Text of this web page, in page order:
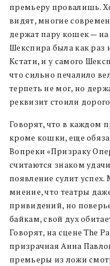
премьеру провалишь.
видят, многие
держат пару кошек —
Шекспира была как раз
Кстати, и у самого
что сильно печалило
терпеть не мог, но
реквизит стоили
Говорят, что в каждом
кроме кошки, еще
Вопреки «Призраку
считаются знаком
появление сулит
мнение, что театры
привидений, но
байкам, свой дух
Говорят, на сцене The
призрачная Анна
премьеры из ложи